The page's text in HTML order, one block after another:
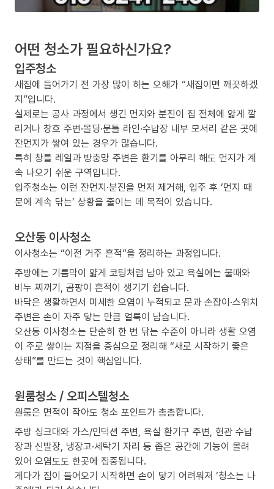
어떤 청소가 필요하신가요?
입주청소
새집에 들어가기 전 가장 많이 하는 오해가 “새집이면 깨끗하겠
지”입니다.
실제로는 공사 과정에서 생긴 먼지와 분진이 집 전체에 얇게 깔
리거나 창호 주변·몰딩·문틀 라인·수납장 내부 모서리 같은 곳에
잔먼지가 쌓여 있는 경우가 많습니다.
특히 창틀 레일과 방충망 주변은 환기를 아무리 해도 먼지가 계
속 나오기 쉬운 구역입니다.
입주청소는 이런 잔먼지·분진을 먼저 제거해, 입주 후 ‘먼지 때
문에 계속 닦는’ 상황을 줄이는 데 목적이 있습니다.
오산동 이사청소
이사청소는 “이전 거주 흔적”을 정리하는 과정입니다.
주방에는 기름막이 얇게 코팅처럼 남아 있고 욕실에는 물때와
비누 찌꺼기, 곰팡이 흔적이 생기기 쉽습니다.
바닥은 생활하면서 미세한 오염이 누적되고 문과 손잡이·스위치
주변은 손이 자주 닿는 만큼 얼룩이 남습니다.
오산동 이사청소는 단순히 한 번 닦는 수준이 아니라 생활 오염
이 주로 쌓이는 지점을 중심으로 정리해 “새로 시작하기 좋은
상태”를 만드는 것이 핵심입니다.
원룸청소 / 오피스텔청소
원룸은 면적이 작아도 청소 포인트가 촘촘합니다.
주방 싱크대와 가스/인덕션 주변, 욕실 환기구 주변, 현관 수납
장과 신발장, 냉장고·세탁기 자리 등 좁은 공간에 기능이 몰려
있어 오염도도 한곳에 집중됩니다.
게다가 짐이 들어오기 시작하면 손이 닿기 어려워져 ‘청소는 나